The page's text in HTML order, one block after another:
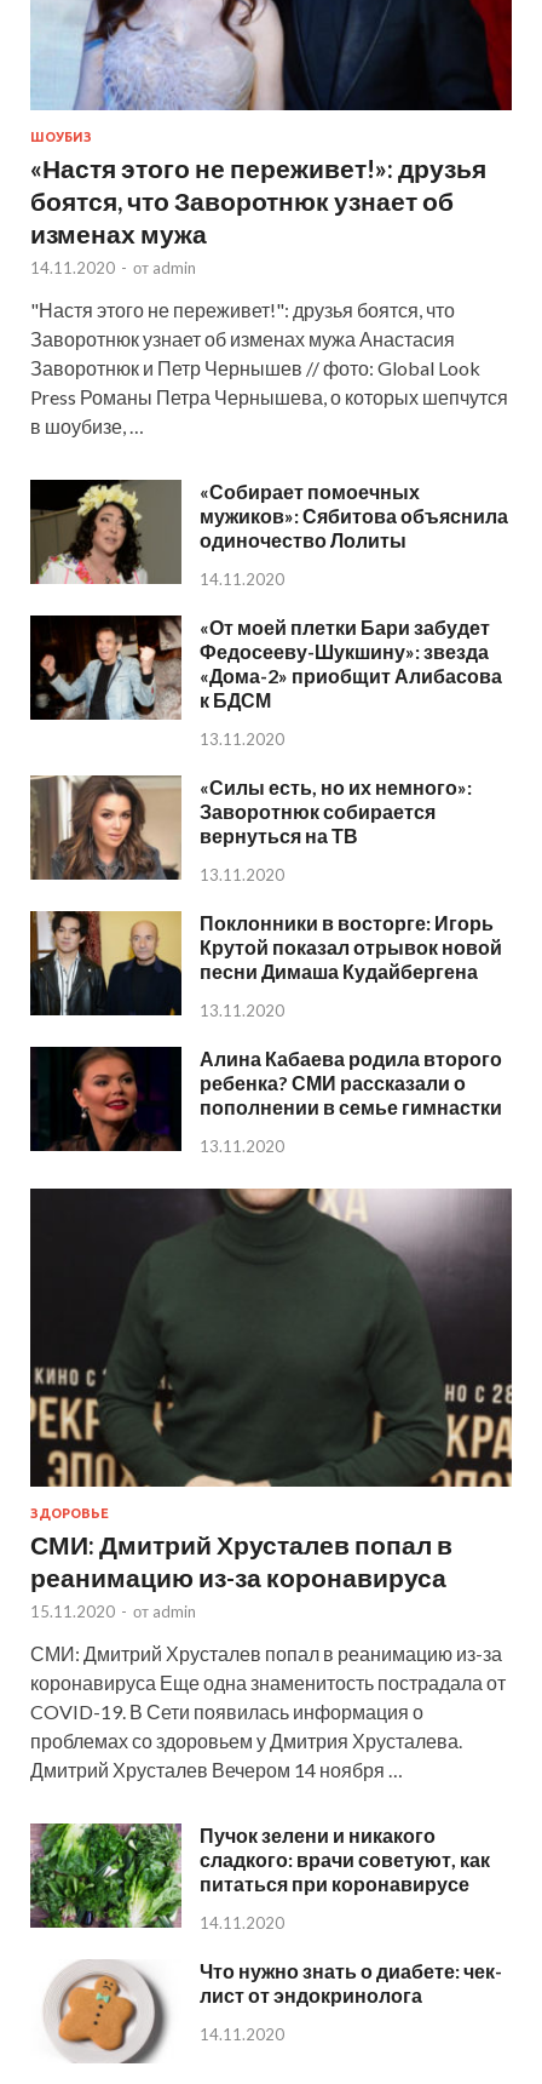
ШОУБИЗ
«Настя этого не переживет!»: друзья
боятся, что Заворотнюк узнает об
изменах мужа
14.11.2020 - от admin
"Настя этого не переживет!": друзья боятся, что
Заворотнюк узнает об изменах мужа Анастасия
Заворотнюк и Петр Чернышев // фото: Global Look
Press Романы Петра Чернышева, о которых шепчутся
в шоубизе, …
«Собирает помоечных
мужиков»: Сябитова объяснила
одиночество Лолиты
14.11.2020
«От моей плетки Бари забудет
Федосееву-Шукшину»: звезда
«Дома-2» приобщит Алибасова
к БДСМ
13.11.2020
«Силы есть, но их немного»:
Заворотнюк собирается
вернуться на ТВ
13.11.2020
Поклонники в восторге: Игорь
Крутой показал отрывок новой
песни Димаша Кудайбергена
13.11.2020
Алина Кабаева родила второго
ребенка? СМИ рассказали о
пополнении в семье гимнастки
13.11.2020
ЗДОРОВЬЕ
СМИ: Дмитрий Хрусталев попал в
реанимацию из-за коронавируса
15.11.2020 - от admin
СМИ: Дмитрий Хрусталев попал в реанимацию из-за
коронавируса Еще одна знаменитость пострадала от
COVID-19. В Сети появилась информация о
проблемах со здоровьем у Дмитрия Хрусталева.
Дмитрий Хрусталев Вечером 14 ноября …
Пучок зелени и никакого
сладкого: врачи советуют, как
питаться при коронавирусе
14.11.2020
Что нужно знать о диабете: чек-
лист от эндокринолога
14.11.2020